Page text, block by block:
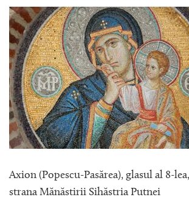
Axion (Popescu-Pasărea), glasul al 8-
strana Mănăstirii Sihăstria Putnei